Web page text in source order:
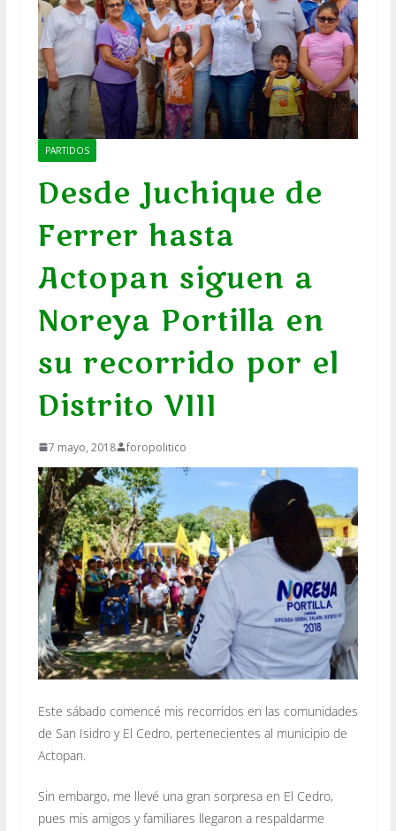
PARTIDOS
Desde Juchique de
Ferrer hasta
Actopan siguen a
Noreya Portilla en
su recorrido por el
Distrito VIII
7 mayo, 2018 foropolitico
Este sábado comencé mis recorridos en las comunidades
de San Isidro y El Cedro, pertenecientes al municipio de
Actopan.
Sin embargo, me llevé una gran sorpresa en El Cedro,
pues mis amigos y familiares llegaron a respaldarme